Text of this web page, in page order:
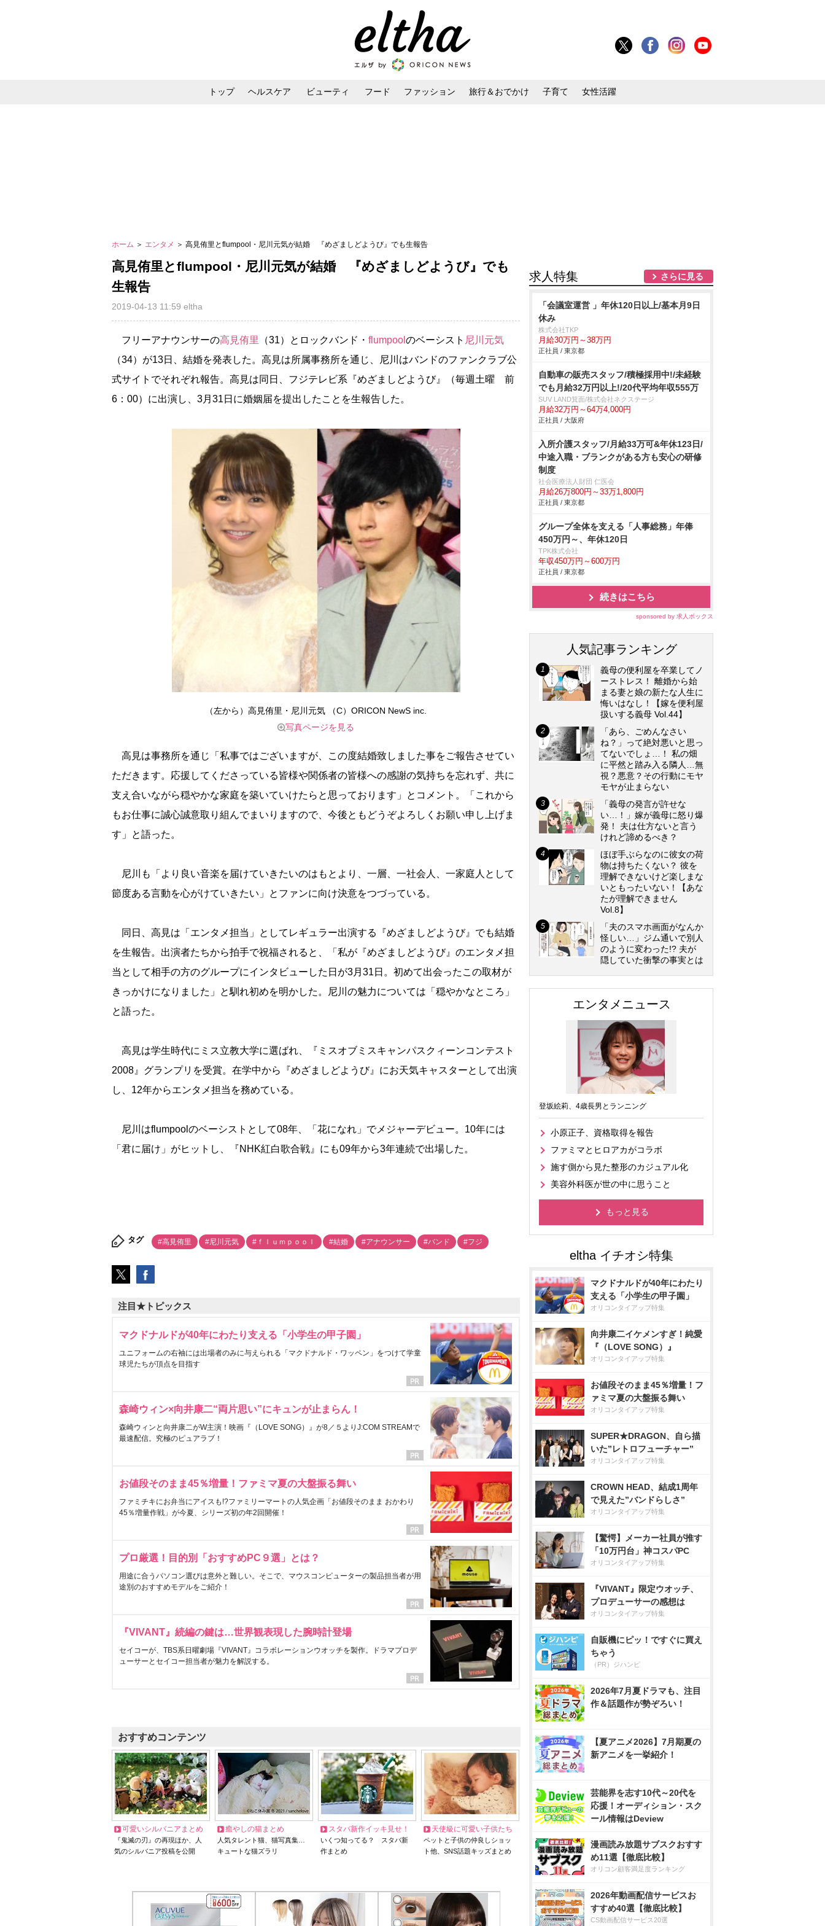
トップ ヘルスケア ビューティ フード ファッション 旅行＆おでかけ 子育て 女性活躍
ホーム ＞ エンタメ ＞ 高見侑里とflumpool・尼川元気が結婚 『めざましどようび』でも生報告
高見侑里とflumpool・尼川元気が結婚 『めざましどようび』でも
生報告
2019-04-13 11:59 eltha
フリーアナウンサーの高見侑里 （31）とロックバンド・ flumpool のベーシスト 尼川元気
（34）が13日、結婚を発表した。高見は所属事務所を通じ、尼川はバンドのファンクラブ公
式サイトでそれぞれ報告。高見は同日、フジテレビ系『めざましどようび』（毎週土曜 前
6：00）に出演し、3月31日に婚姻届を提出したことを生報告した。
（左から）高見侑里・尼川元気 （C）ORICON NewS inc.
写真ページを見る
高見は事務所を通じ「私事ではございますが、この度結婚致しました事をご報告させてい
ただきます。応援してくださっている皆様や関係者の皆様への感謝の気持ちを忘れず、共に
支え合いながら穏やかな家庭を築いていけたらと思っております」とコメント。「これから
もお仕事に誠心誠意取り組んでまいりますので、今後ともどうぞよろしくお願い申し上げま
す」と語った。
尼川も「より良い音楽を届けていきたいのはもとより、一層、一社会人、一家庭人として
節度ある言動を心がけていきたい」とファンに向け決意をつづっている。
同日、高見は「エンタメ担当」としてレギュラー出演する『めざましどようび』でも結婚
を生報告。出演者たちから拍手で祝福されると、「私が『めざましどようび』のエンタメ担
当として相手の方のグループにインタビューした日が3月31日。初めて出会ったこの取材が
きっかけになりました」と馴れ初めを明かした。尼川の魅力については「穏やかなところ」
と語った。
高見は学生時代にミス立教大学に選ばれ、『ミスオブミスキャンパスクィーンコンテスト
2008』グランプリを受賞。在学中から『めざましどようび』にお天気キャスターとして出演
し、12年からエンタメ担当を務めている。
尼川はflumpoolのベーシストとして08年、「花になれ」でメジャーデビュー。10年には
「君に届け」がヒットし、『NHK紅白歌合戦』にも09年から3年連続で出場した。
タグ #高見侑里 #尼川元気 #ｆｌｕｍｐｏｏｌ #結婚 #アナウンサー #バンド #フジ
注目★トピックス
マクドナルドが40年にわたり支える「小学生の甲子園」
ユニフォームの右袖には出場者のみに与えられる「マクドナルド・ワッペン」をつけて学童
球児たちが頂点を目指す
森崎ウィン×向井康二“両片思い”にキュンが止まらん！
森崎ウィンと向井康二がW主演！映画『（LOVE SONG）』が8／５よりJ:COM STREAMで
最速配信。究極のピュアラブ！
お値段そのまま45％増量！ファミマ夏の大盤振る舞い
ファミチキにお弁当にアイスも!?ファミリーマートの人気企画「お値段そのまま おかわり
45％増量作戦」が今夏、シリーズ初の年2回開催！
プロ厳選！目的別「おすすめPC９選」とは？
用途に合うパソコン選びは意外と難しい。そこで、マウスコンピューターの製品担当者が用
途別のおすすめモデルをご紹介！
『VIVANT』続編の鍵は…世界観表現した腕時計登場
セイコーが、TBS系日曜劇場『VIVANT』コラボレーションウオッチを製作。ドラマプロデ
ューサーとセイコー担当者が魅力を解説する。
おすすめコンテンツ
可愛いシルバニアまとめ
『鬼滅の刃』の再現ほか、人
気のシルバニア投稿を公開
癒やしの猫まとめ
人気タレント猫、猫写真集…
キュートな猫ズラリ
スタバ新作イッキ見せ！
いくつ知ってる？ スタバ新
作まとめ
天使級に可愛い子供たち
ペットと子供の仲良しショッ
ト他、SNS話題キッズまとめ
求人特集 さらに見る
「会議室運営 」年休120日以上/基本月9日
休み
株式会社TKP
月給30万円～38万円
正社員 / 東京都
自動車の販売スタッフ/積極採用中!/未経験
でも月給32万円以上!/20代平均年収555万
SUV LAND箕面/株式会社ネクステージ
月給32万円～64万4,000円
正社員 / 大阪府
入所介護スタッフ/月給33万可&年休123日/
中途入職・ブランクがある方も安心の研修
制度
社会医療法人財団 仁医会
月給26万800円～33万1,800円
正社員 / 東京都
グループ全体を支える「人事総務」年俸
450万円～、年休120日
TPK株式会社
年収450万円～600万円
正社員 / 東京都
続きはこちら
sponsored by 求人ボックス
人気記事ランキング
義母の便利屋を卒業してノ
ーストレス！ 離婚から始
まる妻と娘の新たな人生に
悔いはなし！【嫁を便利屋
扱いする義母 Vol.44】
「あら、ごめんなさい
ね？」って絶対悪いと思っ
てないでしょ…！ 私の畑
に平然と踏み入る隣人…無
視？悪意？その行動にモヤ
モヤが止まらない
「義母の発言が許せな
い…！」嫁が義母に怒り爆
発！ 夫は仕方ないと言う
けれど諦めるべき？
ほぼ手ぶらなのに彼女の荷
物は持ちたくない？ 彼を
理解できないけど楽しまな
いともったいない！【あな
たが理解できません
Vol.8】
「夫のスマホ画面がなんか
怪しい…」ジム通いで別人
のように変わった!? 夫が
隠していた衝撃の事実とは
エンタメニュース
登坂絵莉、4歳長男とランニング
小原正子、資格取得を報告
ファミマとヒロアカがコラボ
施す側から見た整形のカジュアル化
美容外科医が世の中に思うこと
もっと見る
マクドナルドが40年にわたり
支える「小学生の甲子園」
オリコンタイアップ特集
向井康二イケメンすぎ！純愛
『（LOVE SONG）』
オリコンタイアップ特集
お値段そのまま45％増量！フ
ァミマ夏の大盤振る舞い
オリコンタイアップ特集
SUPER★DRAGON、自ら描
いた”レトロフューチャー”
オリコンタイアップ特集
CROWN HEAD、結成1周年
で見えた”バンドらしさ”
オリコンタイアップ特集
【驚愕】メーカー社員が推す
「10万円台」神コスパPC
オリコンタイアップ特集
『VIVANT』限定ウオッチ、
プロデューサーの感想は
オリコンタイアップ特集
自販機にピッ！ですぐに買え
ちゃう
（PR）ジハンピ
2026年7月夏ドラマも、注目
作＆話題作が勢ぞろい！
【夏アニメ2026】7月期夏の
新アニメを一挙紹介！
芸能界を志す10代～20代を
応援！オーディション・スク
ール情報はDeview
漫画読み放題サブスクおすす
め11選【徹底比較】
オリコン顧客満足度ランキング
2026年動画配信サービスお
すすめ40選【徹底比較】
CS動画配信サービス20選